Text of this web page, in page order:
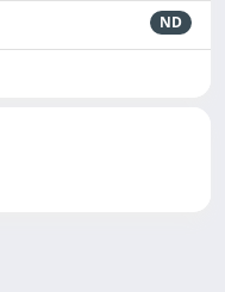
ND